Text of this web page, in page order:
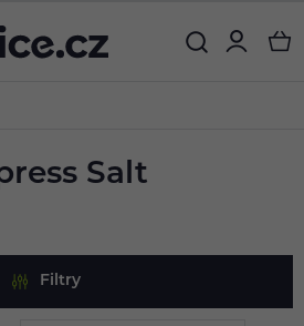
Salt
Filtry